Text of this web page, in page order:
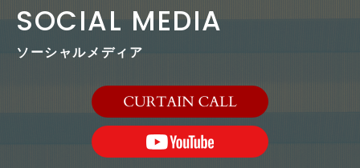
SOCIAL MEDIA
ソーシャルメディア